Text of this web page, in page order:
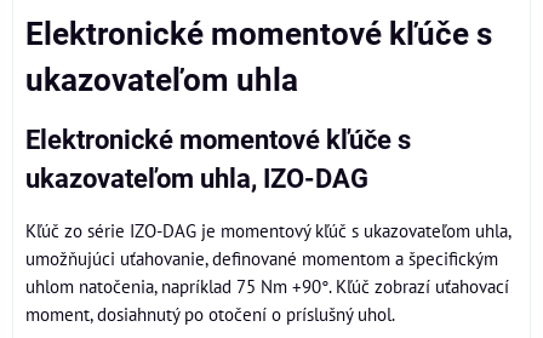
Elektronické momentové kľúče s
ukazovateľom uhla
Elektronické momentové kľúče s
ukazovateľom uhla, IZO-DAG
Kľúč zo série IZO-DAG je momentový kľúč s ukazovateľom uhla,
umožňujúci uťahovanie, definované momentom a špecifickým
uhlom natočenia, napríklad 75 Nm +90°. Kľúč zobrazí uťahovací
moment, dosiahnutý po otočení o príslušný uhol.